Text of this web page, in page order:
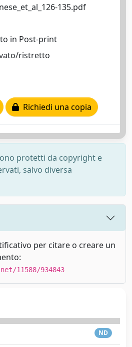
135.pdf
in Post-print
ristretto
Richiedi una copia
protetti da copyright e
salvo diversa
per citare o creare un
11588/934843
ND